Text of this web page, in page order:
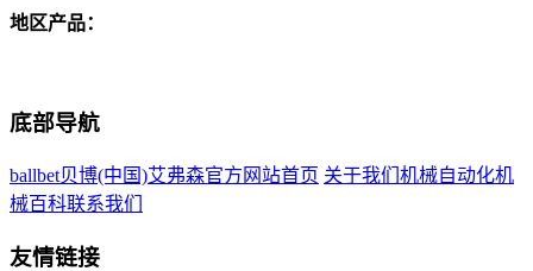
地区产品：
底部导航
ballbet贝博(中国)艾弗森官方网站首页 关于我们 机械自动化机
械百科联系我们
友情链接